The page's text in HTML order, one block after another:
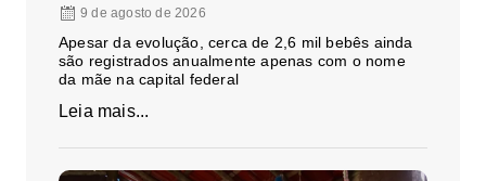
9 de agosto de 2026
Apesar da evolução, cerca de 2,6 mil bebês ainda
são registrados anualmente apenas com o nome
da mãe na capital federal
Leia mais...